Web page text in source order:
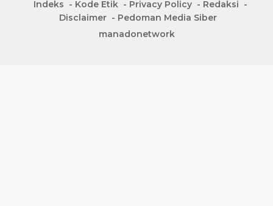
Indeks Kode Etik Privacy Policy
Redaksi
Disclaimer
Pedoman Media Siber
manadonetwork